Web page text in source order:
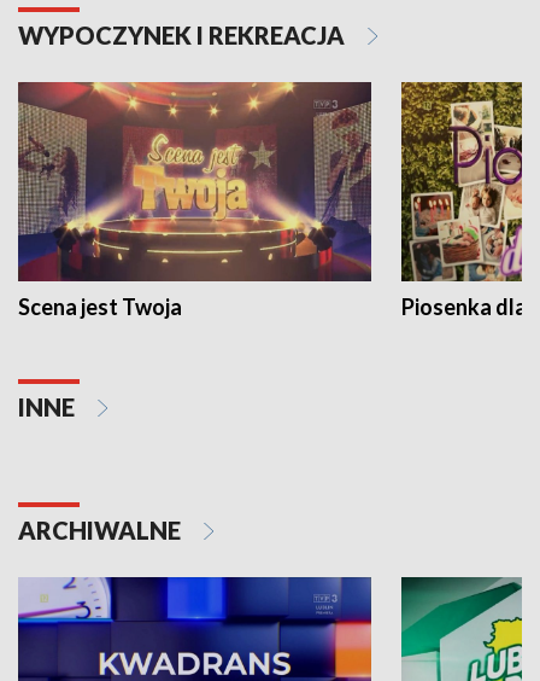
WYPOCZYNEK I REKREACJA
Scena jest Twoja Piosenka dla
INNE
ARCHIWALNE